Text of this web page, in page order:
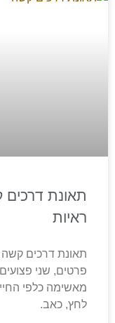
תאונת
ראיות
תאונת דרכים
פרטים, שני
מאשימה כלפי
לחץ, כאב.